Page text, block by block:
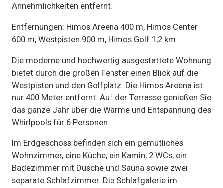
Annehmlichkeiten entfernt.
Entfernungen: Himos Areena 400 m, Himos Center
600 m, Westpisten 900 m, Himos Golf 1,2 km
Die moderne und hochwertig ausgestattete Wohnung
bietet durch die großen Fenster einen Blick auf die
Westpisten und den Golfplatz. Die Himos Areena ist
nur 400 Meter entfernt. Auf der Terrasse genießen Sie
das ganze Jahr über die Wärme und Entspannung des
Whirlpools für 6 Personen.
Im Erdgeschoss befinden sich ein gemütliches
Wohnzimmer, eine Küche, ein Kamin, 2 WCs, ein
Badezimmer mit Dusche und Sauna sowie zwei
separate Schlafzimmer. Die Schlafgalerie im